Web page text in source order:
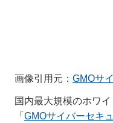
画像引用元： GMOサ
国内最大規模のホワ
「 GMOサイバーセキ